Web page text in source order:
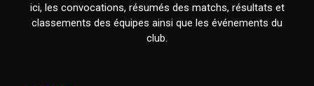
ici, les convocations, résumés des matchs, résultats et
classements des équipes ainsi que les événements du
club.